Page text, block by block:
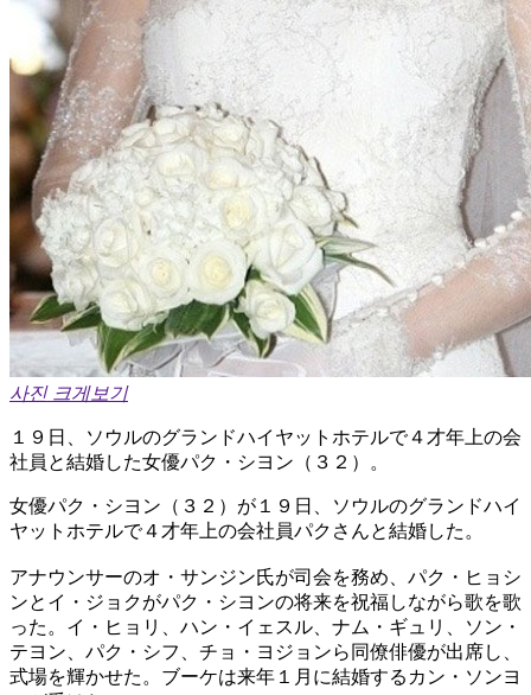
사진 크게보기
１９日、ソウルのグランドハイヤットホテルで４才年上の会
社員と結婚した女優パク・シヨン（３２）。
女優パク・シヨン（３２）が１９日、ソウルのグランドハイ
ヤットホテルで４才年上の会社員パクさんと結婚した。
アナウンサーのオ・サンジン氏が司会を務め、パク・ヒョシ
ンとイ・ジョクがパク・シヨンの将来を祝福しながら歌を歌
った。イ・ヒョリ、ハン・イェスル、ナム・ギュリ、ソン・
テヨン、パク・シフ、チョ・ヨジョンら同僚俳優が出席し、
式場を輝かせた。ブーケは来年１月に結婚するカン・ソンヨ